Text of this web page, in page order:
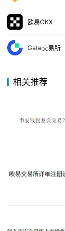
欧易OKX
Gate交易所
相关推荐